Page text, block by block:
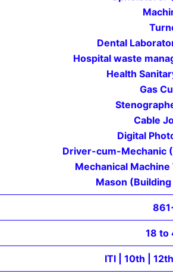
Dental
Hospital waste
Health
Gas
Cable
Digital
Driver-cum-Mechanic
Mechanical
Mason
18 to
ITI | 10th |